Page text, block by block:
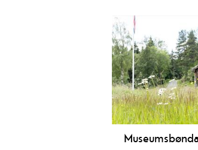
På museet i
gamle husflids-
på
du blir frista til å